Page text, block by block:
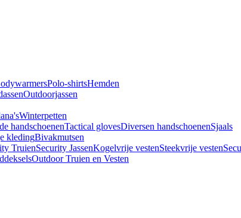
Polo-shirtsHemden
Outdoorjassen
Winterpetten
handschoenenTactical glovesDiversen handschoenenSjaals
kledingBivakmutsen
TruienSecurity JassenKogelvrije vestenSteekvrije vesten
Outdoor Truien en Vesten